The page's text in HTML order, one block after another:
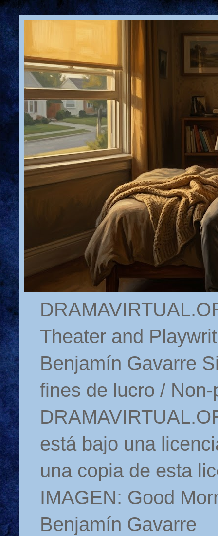
Theater and
Benjamín Gavarre
fines de lucro /
está bajo una
una copia de esta
IMAGEN: Good
Benjamín Gavarre